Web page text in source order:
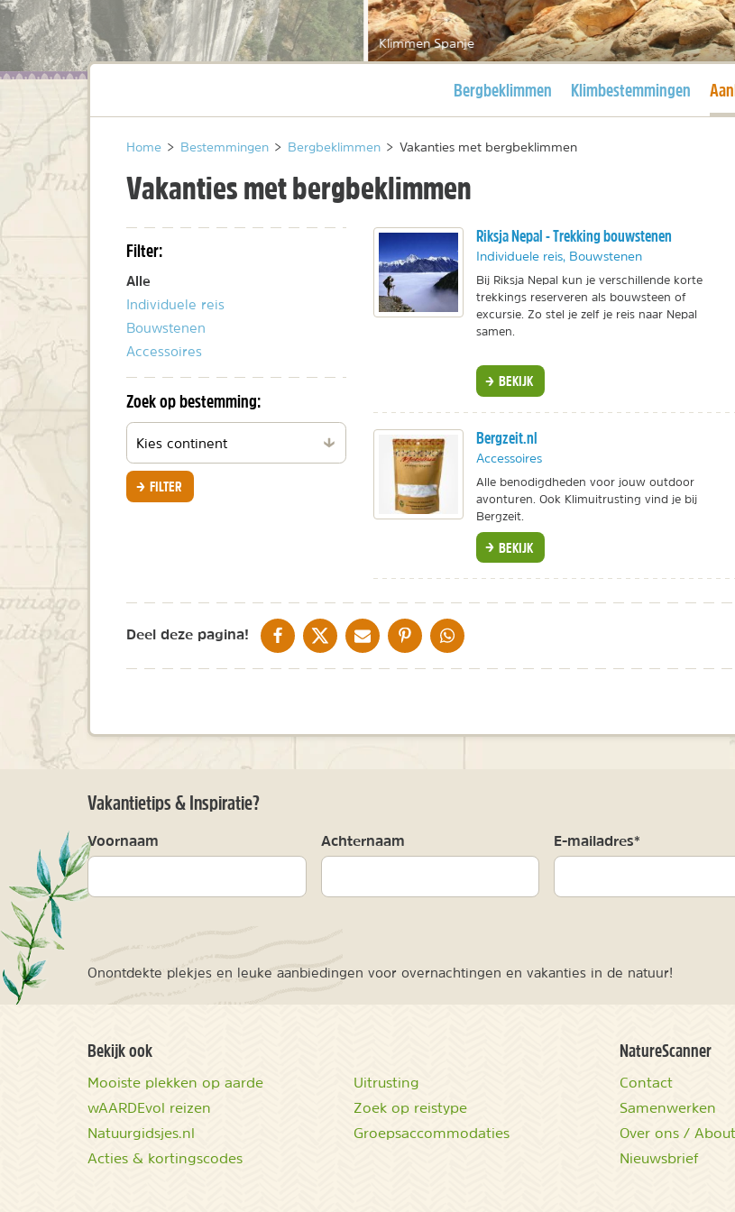
Klimmen Spanje
Huidige pagina
Bergbeklimmen Klimbestemmingen
Home > Bestemmingen > Bergbeklimmen > Vakanties met bergbeklimmen
Vakanties met bergbeklimmen
Filter:
Alle
Individuele reis
Bouwstenen
Accessoires
Zoek op bestemming:
Filteren
per
continent
FILTER
Riksja Nepal - Trekking bouwstenen
Individuele reis, Bouwstenen
Bij Riksja Nepal kun je verschillende korte
trekkings reserveren als bouwsteen of
excursie. Zo stel je zelf je reis naar Nepal
samen.
BEKIJK
Bergzeit.nl
Accessoires
Alle benodigdheden voor jouw outdoor
avonturen. Ook Klimuitrusting vind je bij
Bergzeit.
BEKIJK
Deel deze pagina! DELEN OP FACEBOOK
DELEN OP XDELEN VIA DE MAIL
DELEN OP PINTEREST
DELEN OP WHATSAPP
Vakantietips & Inspiratie?
Voornaam Achternaam E-mailadres*
Onontdekte plekjes en leuke aanbiedingen voor overnachtingen en vakanties in de natuur!
Bekijk ook
Mooiste plekken op aarde
wAARDEvol reizen
Natuurgidsjes.nl
Acties & kortingscodes
Uitrusting
Zoek op reistype
Groepsaccommodaties
NatureScanner
Contact
Samenwerken
Over ons /
Nieuwsbrief